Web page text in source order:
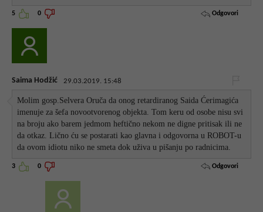
5 0 Odgovori
Saima Hodžić 29.03.2019. 15:48
Molim gosp.Selvera Oruča da onog retardiranog Saida Ćerimagića
imenuje za šefa novootvorenog objekta. Tom keru od osobe nisu svi
na broju ako barem jedmom heftično nekom ne digne pritisak ili ne
da otkaz. Lično ću se postarati kao glavna i odgovorna u ROBOT-u
da ovom idiotu niko ne smeta dok uživa u pišanju po radnicima.
3 0 Odgovori